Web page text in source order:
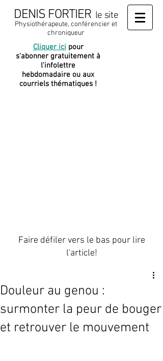
DENIS FORTIER le site
Physiothérapeute, conférencier et
chroniqueur
Cliquer ici pour
s'abonner gratuitement à
l'infolettre
hebdomadaire ou aux
courriels thématiques !
Faire défiler vers le bas pour lire
l'article!
Douleur au genou :
surmonter la peur de bouger
et retrouver le mouvement